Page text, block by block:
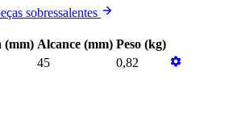
sobressalentes
(mm) Alcance (mm) Peso (kg)
45 0,82